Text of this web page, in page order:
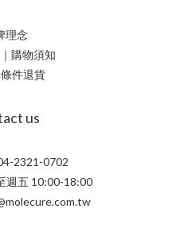
理念
購物須知
件退貨
us
2321-0702
週五 10:00-18:00